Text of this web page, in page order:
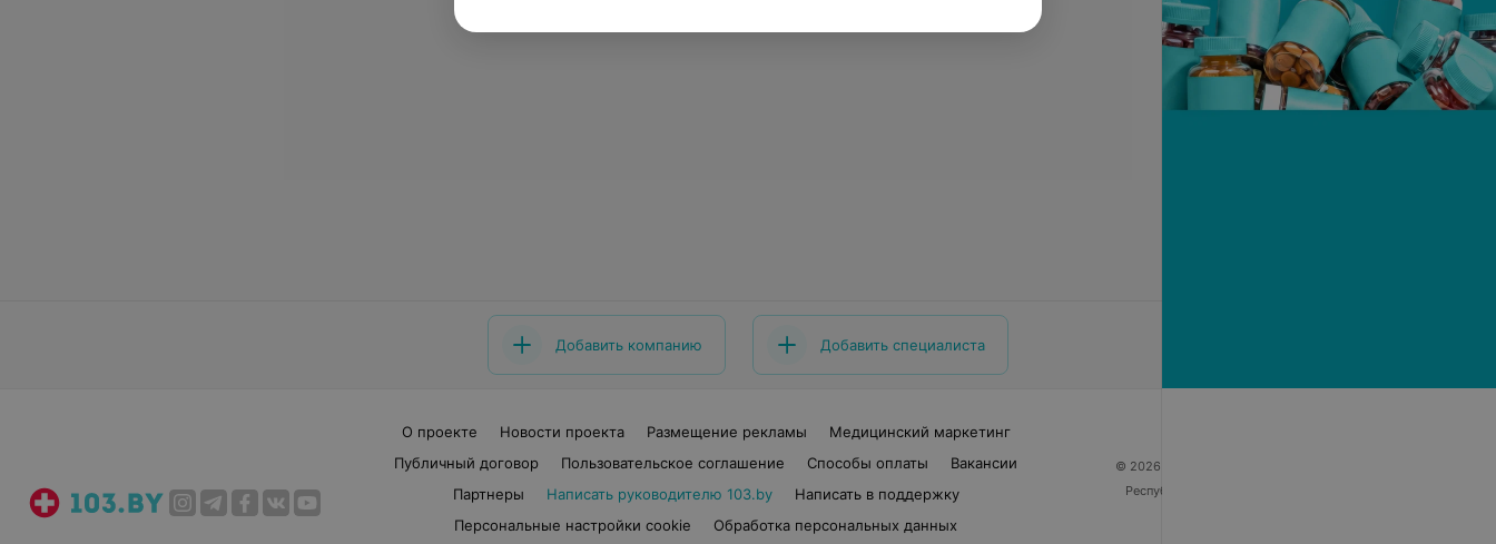
Добавить компанию Добавить специалиста
О проекте Новости проекта Размещение рекламы
Медицинский маркетинг
Публичный договор
Пользовательское соглашение Способы оплаты
Вакансии
Партнеры
Написать руководителю 103.by
Написать в поддержку
Персональные настройки cookie
Обработка персональных данных
© 2026 ООО «Артокс Лаб», УНП 191700409
Республика Беларусь, г. Минск, улица Толбухина, 2,